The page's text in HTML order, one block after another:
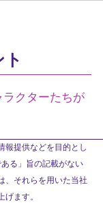
クターたちが
報提供などを目的とし
る」旨の記載がない
、それらを用いた当社
ます。